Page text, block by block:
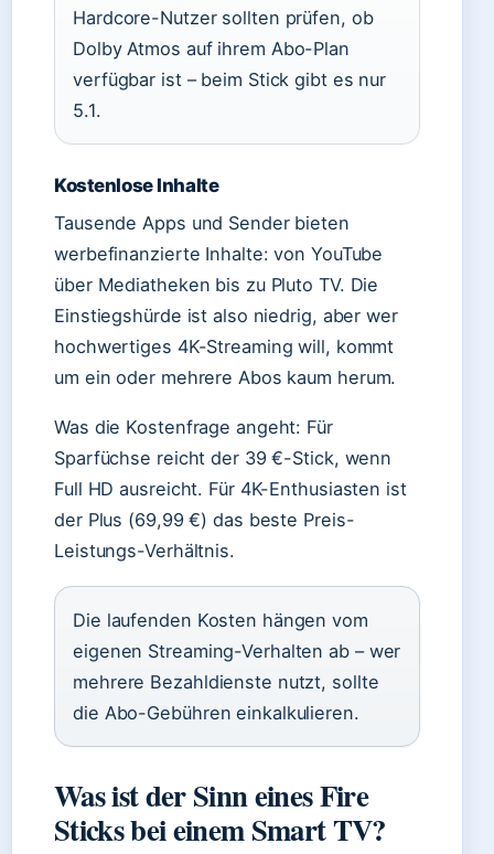
Hardcore-Nutzer sollten prüfen, ob
Dolby Atmos auf ihrem Abo-Plan
verfügbar ist – beim Stick gibt es nur
5.1.
Kostenlose Inhalte
Tausende Apps und Sender bieten
werbefinanzierte Inhalte: von YouTube
über Mediatheken bis zu Pluto TV. Die
Einstiegshürde ist also niedrig, aber wer
hochwertiges 4K-Streaming will, kommt
um ein oder mehrere Abos kaum herum.
Was die Kostenfrage angeht: Für
Sparfüchse reicht der 39 €-Stick, wenn
Full HD ausreicht. Für 4K-Enthusiasten ist
der Plus (69,99 €) das beste Preis-
Leistungs-Verhältnis.
Die laufenden Kosten hängen vom
eigenen Streaming-Verhalten ab – wer
mehrere Bezahldienste nutzt, sollte
die Abo-Gebühren einkalkulieren.
Was ist der Sinn eines Fire
Sticks bei einem Smart TV?